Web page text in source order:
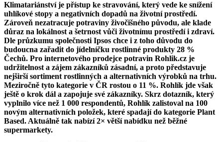
Klimatariánství je přístup ke stravování, který vede ke snížení
uhlíkové stopy a negativních dopadů na životní prostředí.
Zároveň nezatracuje potraviny živočišného původu, ale klade
důraz na lokálnost a šetrnost vůči životnímu prostředí i zdraví.
Dle průzkumu společnosti Ipsos chce i z toho důvodu do
budoucna zařadit do jídelníčku rostlinné produkty 28 %
Čechů. Pro internetového prodejce potravin Rohlik.cz je
udržitelnost a zájem zákazníků zásadní, a proto představuje
nejširšísortiment rostlinných a alternativních výrobků na trhu.
Meziročně tyto kategorie v ČR rostou o 11 %. Rohlík jde však
ještě o krok dál a zapojuje své zákazníky. Skrz dotazník, který
vyplnilo více než 1 000 respondentů, Rohlík zalistoval na 100
novým alternativních položek, které spadají do kategorie Plant
Based. Aktuálně tak nabízí2× větší nabídku než běžné
supermarkety.